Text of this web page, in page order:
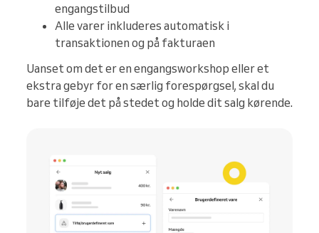
engangstilbud
Alle varer inkluderes automatisk i
transaktionen og på fakturaen
Uanset om det er en engangsworkshop eller et
ekstra gebyr for en særlig forespørgsel, skal du
bare tilføje det på stedet og holde dit salg kørende.